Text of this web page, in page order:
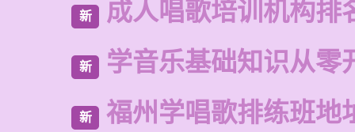
新 成人唱歌培训机构排
新 学音乐基础知识从零
新 福州学唱歌排练班地